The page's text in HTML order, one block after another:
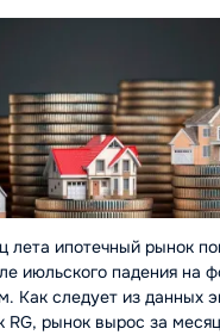
лета ипотечный рынок
июльского падения на
Как следует из данных
RG, рынок вырос за